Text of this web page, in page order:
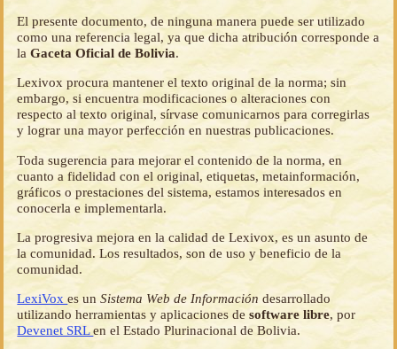
El presente documento, de ninguna manera puede ser utilizado
como una referencia legal, ya que dicha atribución corresponde a
laGaceta Oficial de Bolivia.
Lexivox procura mantener el texto original de la norma; sin
embargo, si encuentra modificaciones o alteraciones con
respecto al texto original, sírvase comunicarnos para corregirlas
y lograr una mayor perfección en nuestras publicaciones.
Toda sugerencia para mejorar el contenido de la norma, en
cuanto a fidelidad con el original, etiquetas, metainformación,
gráficos o prestaciones del sistema, estamos interesados en
conocerla e implementarla.
La progresiva mejora en la calidad de Lexivox, es un asunto de
la comunidad. Los resultados, son de uso y beneficio de la
comunidad.
LexiVoxes unSistema Web de Información desarrollado
utilizando herramientas y aplicaciones desoftware libre, por
Devenet SRLen el Estado Plurinacional de Bolivia.